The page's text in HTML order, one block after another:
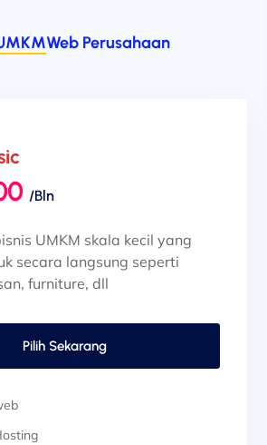
Web Perusahaan
/Bln
UMKM skala kecil yang
secara langsung seperti
furniture, dll
Pilih Sekarang